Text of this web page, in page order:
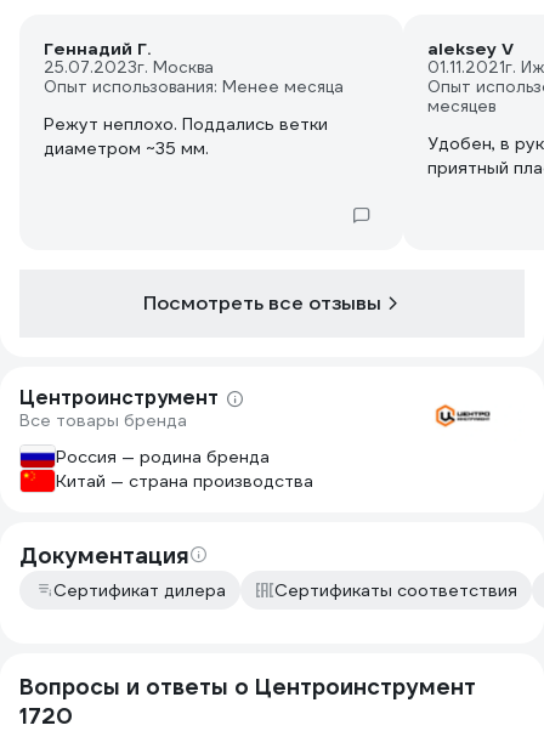
Геннадий Г.
25.07.2023г. Москва
Опыт использования: Менее месяца
Режут неплохо. Поддались ветки
диаметром ~35 мм.
aleksey V
01.11.2021г.
Опыт
месяцев
Удобен, в
приятный
Посмотреть все отзывы
Центроинструмент
Все товары бренда
Россия — родина бренда
Китай — страна производства
Документация
Сертификат дилера Сертификаты соответствия
Вопросы и ответы о Центроинструмент
1720